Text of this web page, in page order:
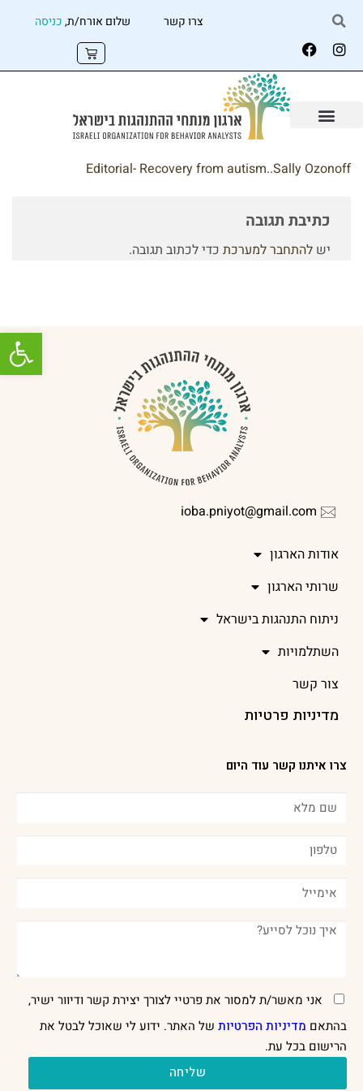
צרו קשר שלום אורח/ת,כניסה
Editorial- Recovery from autism..Sally Ozonoff
כתיבת תגובה
יש להתחבר למערכת כדי לכתוב תגובה.
ioba.pniyot@gmail.com
אודות הארגון
שרותי הארגון
ניתוח התנהגות בישראל
השתלמויות
צור קשר
מדיניות פרטיות
צרו איתנו קשר עוד היום
אני מאשר/ת למסור את פרטיי לצורך יצירת קשר ודיוור ישיר,
בהתאם מדיניות הפרטיות של האתר. ידוע לי שאוכל לבטל את
הרישום בכל עת.
שליחה